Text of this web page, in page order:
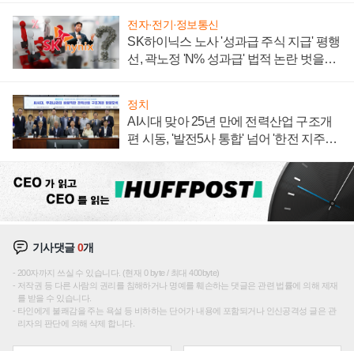
전자·전기·정보통신
SK하이닉스 노사 '성과급 주식 지급' 평행
선, 곽노정 'N% 성과급' 법적 논란 벗을지
정치
AI시대 맞아 25년 만에 전력산업 구조개
편 시동, '발전5사 통합' 넘어 '한전 지주사'
기사댓글0개
200자까지 쓰실 수 있습니다. (현재 0 byte / 최대 400byte)
저작권 등 다른 사람의 권리를 침해하거나 명예를 훼손하는 댓글은 관련 법률에 의해 제재
를 받을 수 있습니다.
타인에게 불쾌감을 주는 욕설 등 비하하는 단어가 내용에 포함되거나 인신공격성 글은 관
리자의 판단에 의해 삭제 합니다.